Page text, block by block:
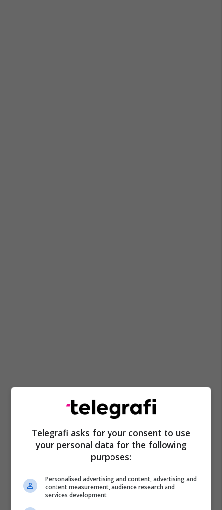
Aeroplan Rusi Venezuela Aeroplanë Rusë
Telegrafi asks for your consent to use
your personal data for the following
purposes:
Personalised advertising and content, advertising and
content measurement, audience research and
services development